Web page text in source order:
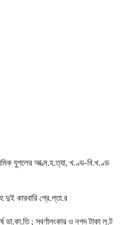
যুগলের আ.ত্ম.হ.ত্যা, খ.ণ্ড-বি.খ.ণ্ড
দুই কারবারি গ্রে.প্তা.র
ডা.কা.তি ; স্বর্ণালংকার ও নগদ টাকা লু.ট